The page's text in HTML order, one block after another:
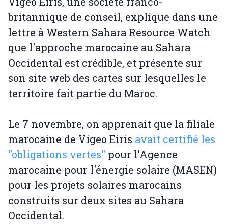
britannique de conseil, explique dans une
lettre à Western Sahara Resource Watch
que l'approche marocaine au Sahara
Occidental est crédible, et présente sur
son site web des cartes sur lesquelles le
territoire fait partie du Maroc.
Le 7 novembre, on apprenait que la filiale
marocaine de Vigeo Eiris avait certifié les
"obligations vertes" pour l'Agence
marocaine pour l'énergie solaire (MASEN)
pour les projets solaires marocains
construits sur deux sites au Sahara
Occidental.